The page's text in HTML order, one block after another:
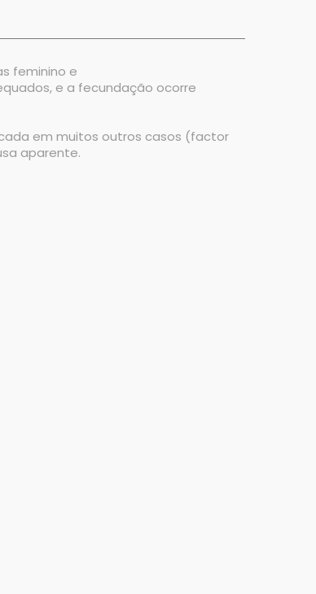
feminino e
e a fecundação ocorre
em muitos outros casos (factor
aparente.